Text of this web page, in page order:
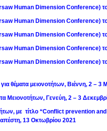
Human Dimension Conference)
Human Dimension Conference)
Human Dimension Conference)
Human Dimension Conference)
Human Dimension Conference)
θέματα μειονοτήτων, Βιέννη, 2 – 3
Μειονοτήτων, Γενεύη, 2 – 3
με τίτλο “Conflict prevention
13 Οκτωβρίου 2021